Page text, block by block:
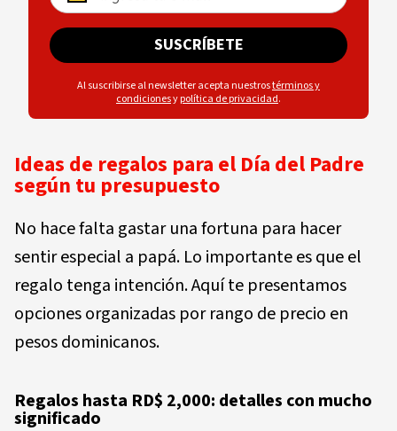
SUSCRÍBETE
Al suscribirse al newsletter acepta nuestrostérminos y
condicionesypolítica de privacidad.
Ideas de regalos para el Día del Padre
según tu presupuesto
No hace falta gastar una fortuna para hacer
sentir especial a papá. Lo importante es que el
regalo tenga intención. Aquí te presentamos
opciones organizadas por rango de precio en
pesos dominicanos.
Regalos hasta RD$ 2,000: detalles con mucho
significado